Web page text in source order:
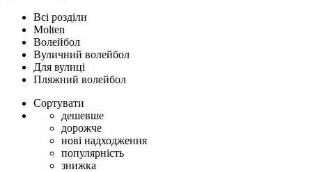
Всі розділи
Molten
Волейбол
Вуличний волейбол
Для вулиці
Пляжний волейбол
Сортувати
дешевше
дорожче
нові надходження
популярність
знижка